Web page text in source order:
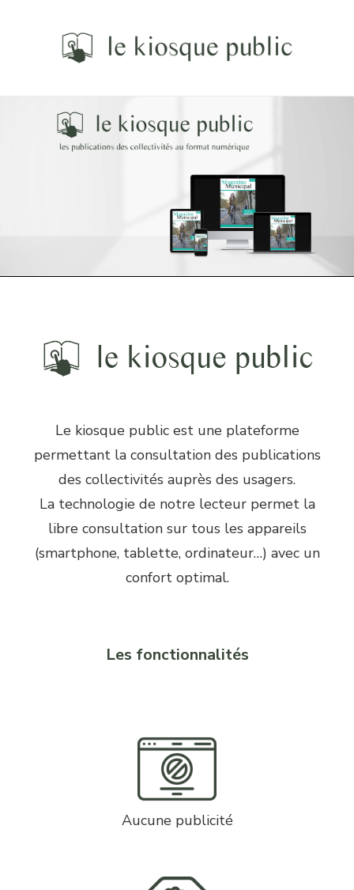
Le kiosque public est une plateforme
permettant la consultation des publications
des collectivités auprès des usagers.
La technologie de notre lecteur permet la
libre consultation sur tous les appareils
(smartphone, tablette, ordinateur…) avec un
confort optimal.
Les fonctionnalités
Aucune publicité